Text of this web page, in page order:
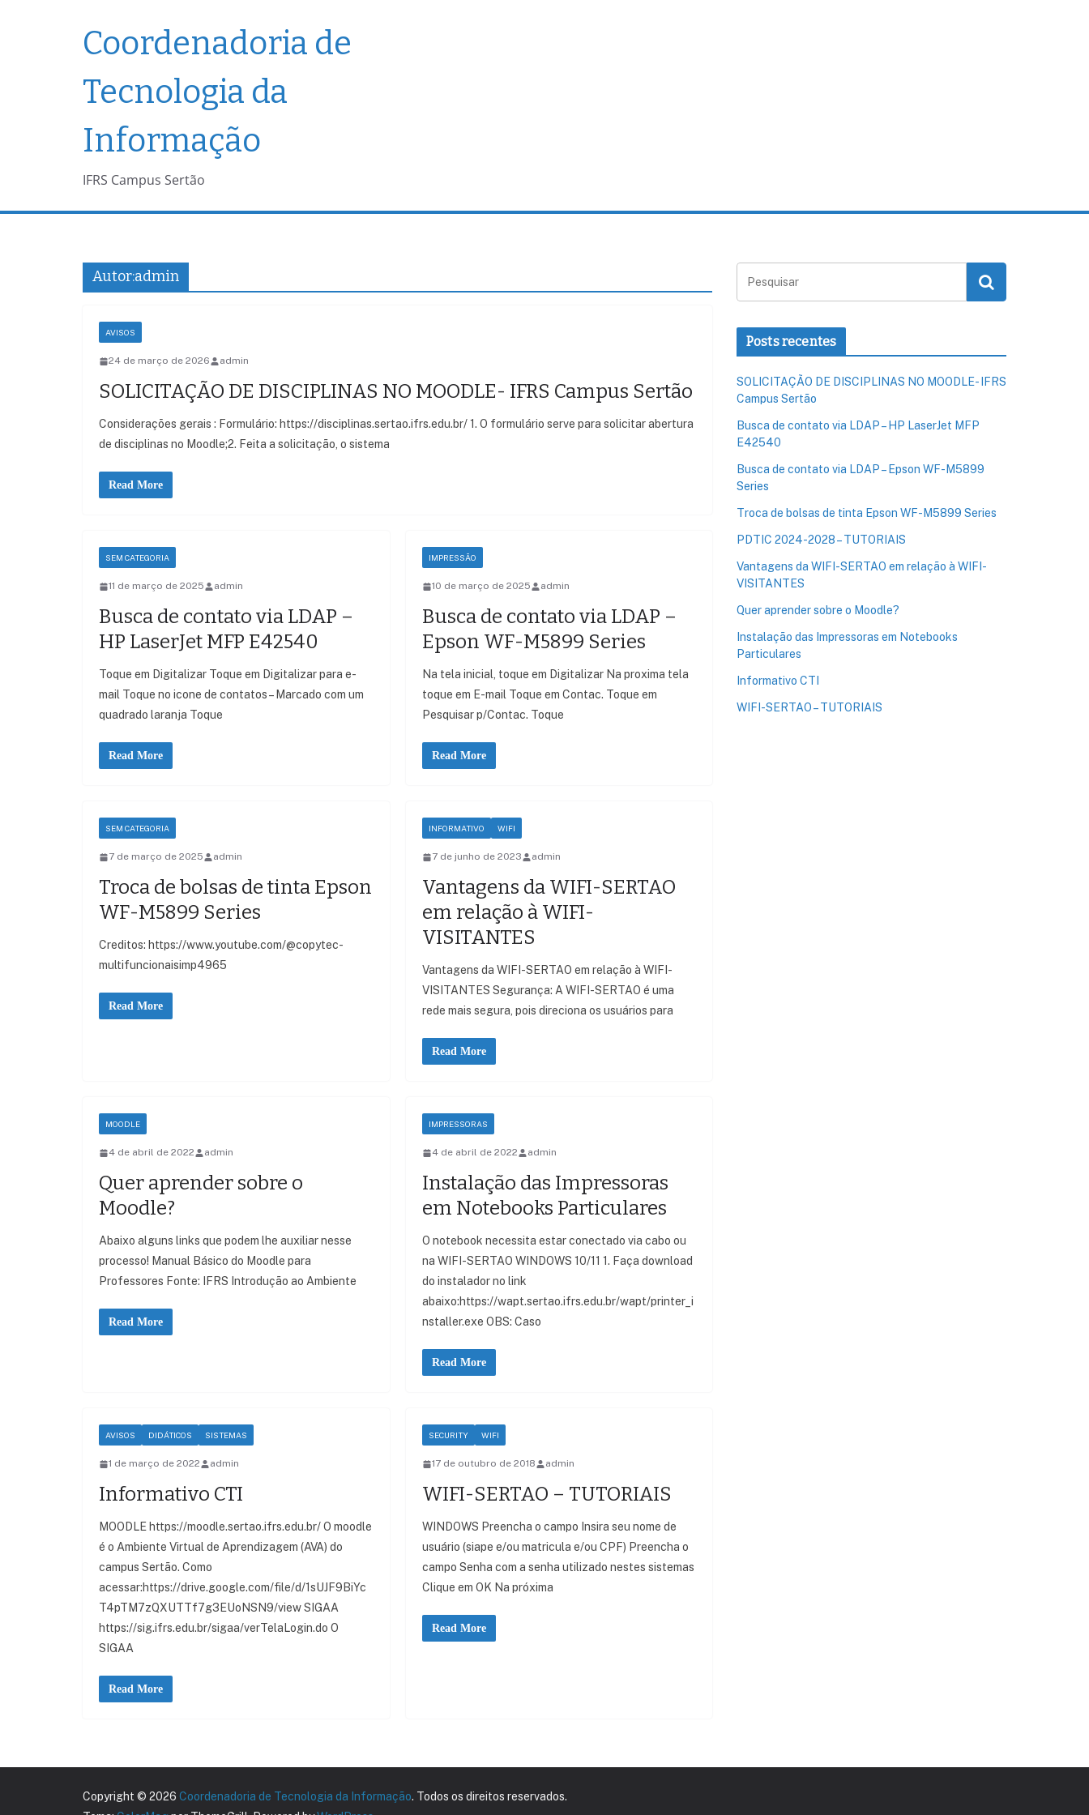
Coordenadoria de
Tecnologia da
Informação
IFRS Campus Sertão
Autor:admin
AVISOS
24 de março de 2026 admin
SOLICITAÇÃO DE DISCIPLINAS NO MOODLE- IFRS Campus Sertão
Considerações gerais : Formulário: https://disciplinas.sertao.ifrs.edu.br/ 1. O formulário serve para solicitar abertura
de disciplinas no Moodle;2. Feita a solicitação, o sistema
Read More
SEM CATEGORIA
11 de março de 2025 admin
Busca de contato via LDAP –
HP LaserJet MFP E42540
Toque em Digitalizar Toque em Digitalizar para e-
mail Toque no icone de contatos – Marcado com um
quadrado laranja Toque
Read More
IMPRESSÃO
10 de março de 2025 admin
Busca de contato via LDAP –
Epson WF-M5899 Series
Na tela inicial, toque em Digitalizar Na proxima tela
toque em E-mail Toque em Contac. Toque em
Pesquisar p/Contac. Toque
Read More
SEM CATEGORIA
7 de março de 2025 admin
Troca de bolsas de tinta Epson
WF-M5899 Series
Creditos: https://www.youtube.com/@copytec-
multifuncionaisimp4965
Read More
INFORMATIVO WIFI
7 de junho de 2023 admin
Vantagens da WIFI-SERTAO
em relação à WIFI-
VISITANTES
Vantagens da WIFI-SERTAO em relação à WIFI-
VISITANTES Segurança: A WIFI-SERTAO é uma
rede mais segura, pois direciona os usuários para
Read More
MOODLE
4 de abril de 2022 admin
Quer aprender sobre o
Moodle?
Abaixo alguns links que podem lhe auxiliar nesse
processo! Manual Básico do Moodle para
Professores Fonte: IFRS Introdução ao Ambiente
Read More
IMPRESSORAS
4 de abril de 2022 admin
Instalação das Impressoras
em Notebooks Particulares
O notebook necessita estar conectado via cabo ou
na WIFI-SERTAO WINDOWS 10/11 1. Faça download
do instalador no link
abaixo:https://wapt.sertao.ifrs.edu.br/wapt/printer_i
nstaller.exe OBS: Caso
Read More
AVISOS DIDÁTICOS SISTEMAS
1 de março de 2022 admin
Informativo CTI
MOODLE https://moodle.sertao.ifrs.edu.br/ O moodle
é o Ambiente Virtual de Aprendizagem (AVA) do
campus Sertão. Como
acessar:https://drive.google.com/file/d/1sUJF9BiYc
T4pTM7zQXUTTf7g3EUoNSN9/view SIGAA
https://sig.ifrs.edu.br/sigaa/verTelaLogin.do O
SIGAA
Read More
SECURITY WIFI
17 de outubro de 2018 admin
WIFI-SERTAO – TUTORIAIS
WINDOWS Preencha o campo Insira seu nome de
usuário (siape e/ou matricula e/ou CPF) Preencha o
campo Senha com a senha utilizado nestes sistemas
Clique em OK Na próxima
Read More
Posts recentes
SOLICITAÇÃO DE DISCIPLINAS NO MOODLE- IFRS
Campus Sertão
Busca de contato via LDAP – HP LaserJet MFP
E42540
Busca de contato via LDAP – Epson WF-M5899
Series
Troca de bolsas de tinta Epson WF-M5899 Series
PDTIC 2024-2028 – TUTORIAIS
Vantagens da WIFI-SERTAO em relação à WIFI-
VISITANTES
Quer aprender sobre o Moodle?
Instalação das Impressoras em Notebooks
Particulares
Informativo CTI
WIFI-SERTAO – TUTORIAIS
Copyright © 2026 Coordenadoria de Tecnologia da Informação. Todos os direitos reservados.